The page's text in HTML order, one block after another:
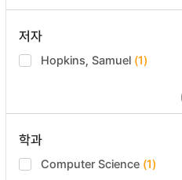
저자
Hopkins, Samuel (1)
학과
Computer Science (1)